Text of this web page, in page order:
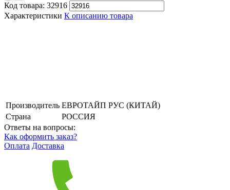
Код товара: 32916
Характеристики К описанию товара
Производитель ЕВРОТАЙП РУС (КИТАЙ)
Страна
РОССИЯ
Ответы на вопросы:
Как оформить заказ?
Оплата Доставка